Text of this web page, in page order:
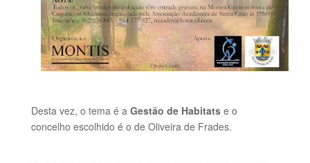
Desta vez, o tema é a Gestão de Habitats e o
concelho escolhido é o de Oliveira de Frades.